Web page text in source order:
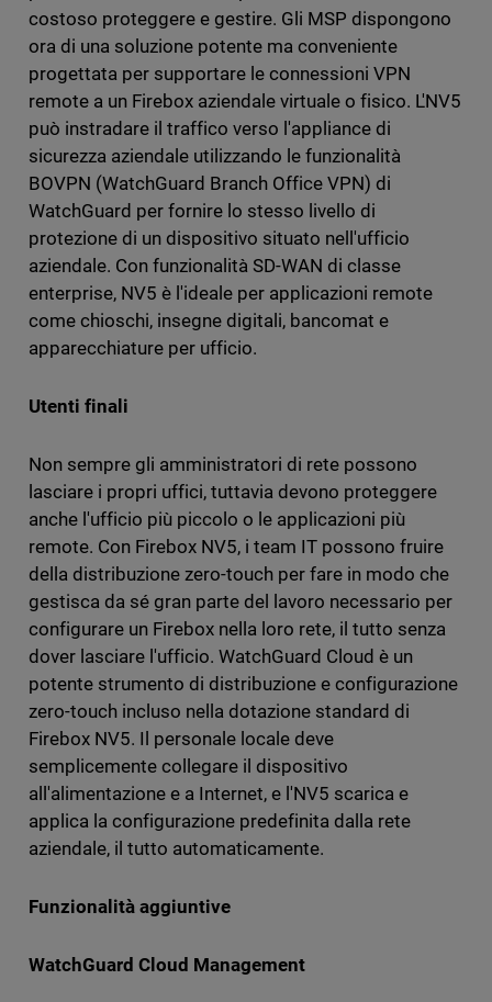
costoso proteggere e gestire. Gli MSP dispongono
ora di una soluzione potente ma conveniente
progettata per supportare le connessioni VPN
remote a un Firebox aziendale virtuale o fisico. L'NV5
può instradare il traffico verso l'appliance di
sicurezza aziendale utilizzando le funzionalità
BOVPN (WatchGuard Branch Office VPN) di
WatchGuard per fornire lo stesso livello di
protezione di un dispositivo situato nell'ufficio
aziendale. Con funzionalità SD-WAN di classe
enterprise, NV5 è l'ideale per applicazioni remote
come chioschi, insegne digitali, bancomat e
apparecchiature per ufficio.
Utenti finali
Non sempre gli amministratori di rete possono
lasciare i propri uffici, tuttavia devono proteggere
anche l'ufficio più piccolo o le applicazioni più
remote. Con Firebox NV5, i team IT possono fruire
della distribuzione zero-touch per fare in modo che
gestisca da sé gran parte del lavoro necessario per
configurare un Firebox nella loro rete, il tutto senza
dover lasciare l'ufficio. WatchGuard Cloud è un
potente strumento di distribuzione e configurazione
zero-touch incluso nella dotazione standard di
Firebox NV5. Il personale locale deve
semplicemente collegare il dispositivo
all'alimentazione e a Internet, e l'NV5 scarica e
applica la configurazione predefinita dalla rete
aziendale, il tutto automaticamente.
Funzionalità aggiuntive
WatchGuard Cloud Management